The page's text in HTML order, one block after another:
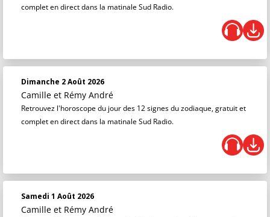
complet en direct dans la matinale Sud Radio.
Dimanche 2 Août 2026
Camille et Rémy André
Retrouvez l'horoscope du jour des 12 signes du zodiaque, gratuit et
complet en direct dans la matinale Sud Radio.
Samedi 1 Août 2026
Camille et Rémy André